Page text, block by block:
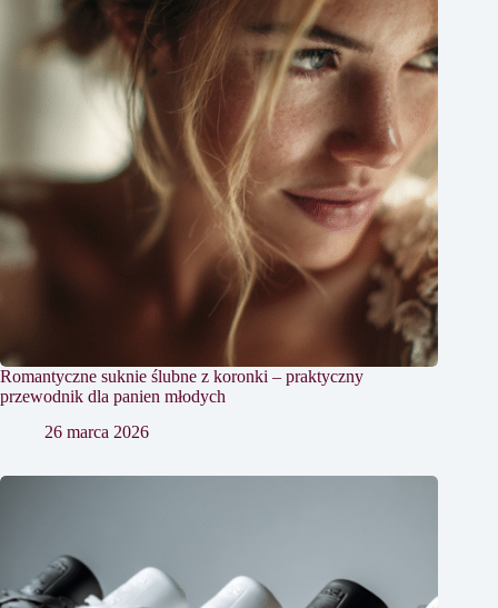
Romantyczne suknie ślubne z koronki – praktyczny
przewodnik dla panien młodych
26 marca 2026